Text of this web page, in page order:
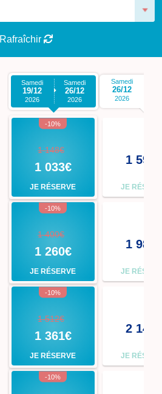
Rafraîchir
Samedi
19/12
2026
Samedi
26/12
2026
-10%
1 148€
1 033€
JE RÉSERVE
-10%
1 400€
1 260€
JE RÉSERVE
-10%
1 512€
1 361€
JE RÉSERVE
-10%
Samedi
26/12
2026
1 596€
JE
1 981€
JE
2 149€
JE